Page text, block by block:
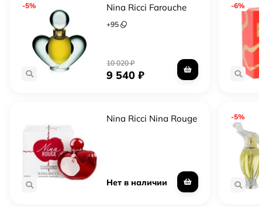
-5% Nina Ricci Farouche
+95
10 020₽
9 540₽
Nina Ricci Nina Rouge
Нет в наличии
-6%
-5%